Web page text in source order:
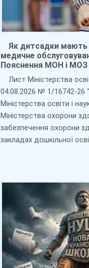
Як дитсадки мають
медичне
Пояснення МОН і МОЗ
Лист Міністерства
04.08.2026 № 1/16742-26
Міністерства освіти і
Міністерства охорони
забезпечення охорони
закладах дошкільної